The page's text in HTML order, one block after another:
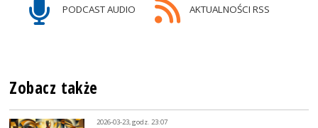
PODCAST AUDIO AKTUALNOŚCI RSS
Zobacz także
2026-03-23, godz. 23:07